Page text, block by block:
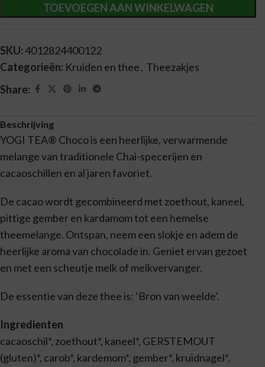
TOEVOEGEN AAN WINKELWAGEN
SKU: 4012824400122
Categorieën: Kruiden en thee, Theezakjes
Share:
Beschrijving
YOGI TEA® Choco is een heerlijke, verwarmende
melange van traditionele Chai-specerijen en
cacaoschillen en al jaren favoriet.
De cacao wordt gecombineerd met zoethout, kaneel,
pittige gember en kardamom tot een hemelse
theemelange. Ontspan, neem een slokje en adem de
heerlijke aroma van chocolade in. Geniet ervan gezoet
en met een scheutje melk of melkvervanger.
De essentie van deze thee is: ‘Bron van weelde’.
Ingredienten
cacaoschil*, zoethout*, kaneel*, GERSTEMOUT
(gluten)*, carob*, kardemom*, gember*, kruidnagel*,